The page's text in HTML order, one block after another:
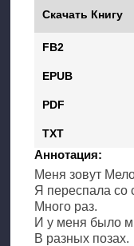
Скачать Книгу
FB2
EPUB
PDF
TXT
Аннотация:
Меня зовут
Я переспала со
Много раз.
И у меня было
В разных позах.